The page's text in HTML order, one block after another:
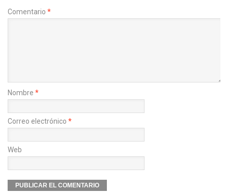
Comentario *
Nombre *
Correo electrónico *
Web